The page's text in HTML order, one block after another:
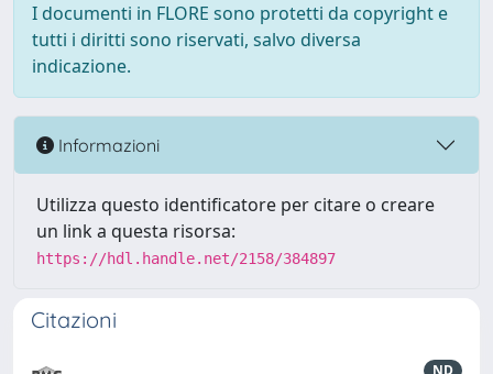
I documenti in FLORE sono protetti da copyright e
tutti i diritti sono riservati, salvo diversa
indicazione.
Informazioni
Utilizza questo identificatore per citare o creare
un link a questa risorsa:
https://hdl.handle.net/2158/384897
Citazioni